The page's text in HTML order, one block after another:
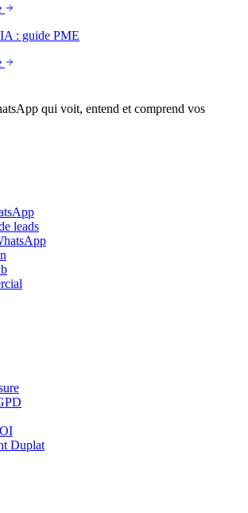
: guide PME
qui voit, entend et comprend vos
leads
Duplat